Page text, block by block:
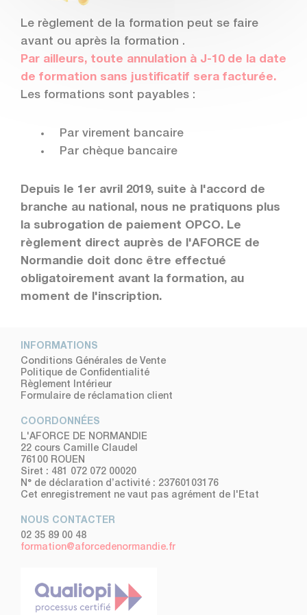
Le règlement de la formation peut se faire
avant ou après la formation .
Par ailleurs, toute annulation à J-10 de la date
de formation sans justificatif sera facturée.
Les formations sont payables :
Par virement bancaire
Par chèque bancaire
Depuis le 1er avril 2019, suite à l'accord de
branche au national, nous ne pratiquons plus
la subrogation de paiement OPCO. Le
règlement direct auprès de l'AFORCE de
Normandie doit donc être effectué
obligatoirement avant la formation, au
moment de l'inscription.
INFORMATIONS
Conditions Générales de Vente
Politique de Confidentialité
Règlement Intérieur
Formulaire de réclamation client
COORDONNÉES
L'AFORCE DE NORMANDIE
22 cours Camille Claudel
76100 ROUEN
Siret : 481 072 072 00020
N° de déclaration d’activité : 23760103176
Cet enregistrement ne vaut pas agrément de l'Etat
NOUS CONTACTER
02 35 89 00 48
formation@aforcedenormandie.fr